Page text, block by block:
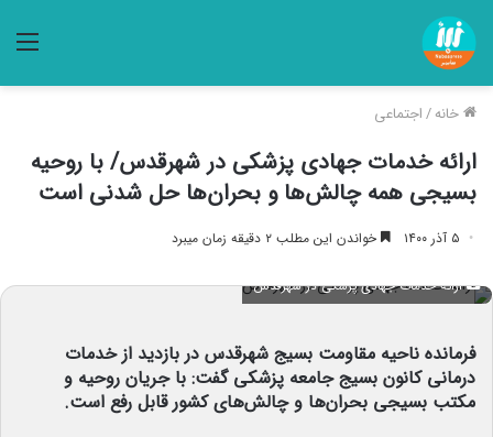
خانه/اجتماعی
ارائه خدمات جهادی پزشکی در شهرقدس/ با روحیه
بسیجی همه چالش‌ها و بحران‌ها حل شدنی است
۵ آذر ۱۴۰۰ خواندن این مطلب ۲ دقیقه زمان میبرد
ارائه خدمات جهادی پزشکی در شهرقدس
فرمانده ناحیه مقاومت بسیج شهرقدس در بازدید از خدمات
درمانی کانون بسیج جامعه پزشکی گفت: با جریان روحیه و
مکتب بسیجی بحران‌ها و چالش‌های کشور قابل رفع است.